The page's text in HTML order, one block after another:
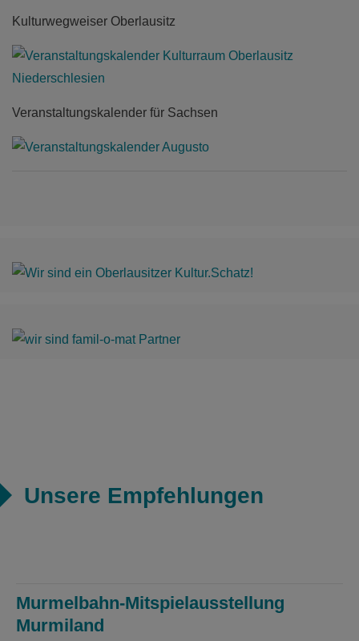
Kulturwegweiser Oberlausitz
Veranstaltungskalender für Sachsen
Unsere Empfehlungen
Murmelbahn-Mitspielausstellung
Murmiland